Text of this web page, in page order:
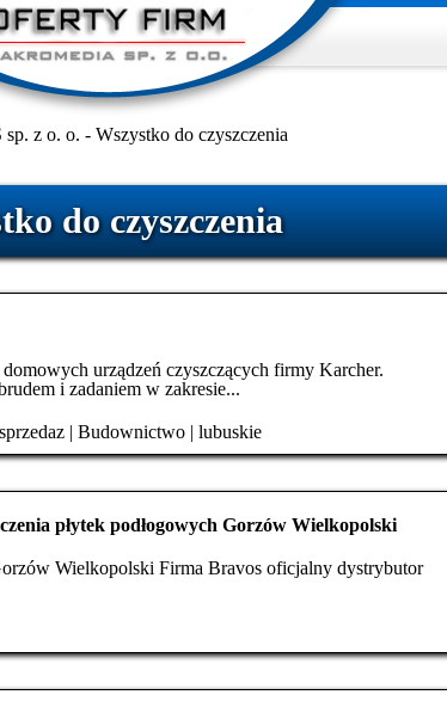
z o. o. - Wszystko do czyszczenia
do czyszczenia
urządzeń czyszczących firmy Karcher.
i zadaniem w zakresie...
sprzedaz | Budownictwo | lubuskie
płytek podłogowych Gorzów Wielkopolski
Wielkopolski Firma Bravos oficjalny dystrybutor